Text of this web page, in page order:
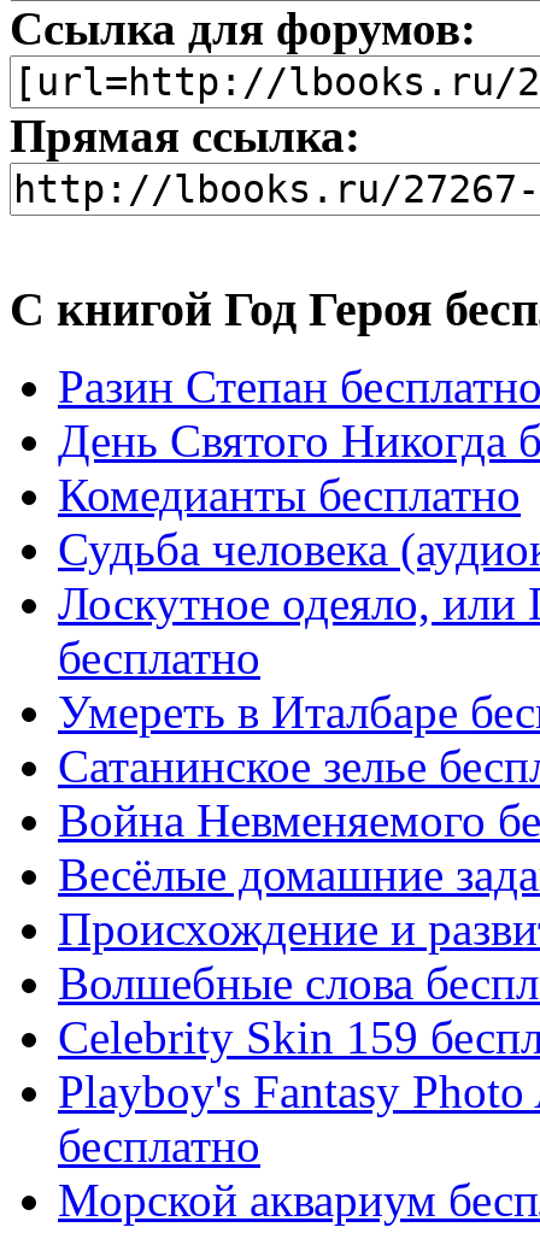
Ссылка для форумов:
Прямая ссылка:
С книгой Год Героя
Разин Степан
День Святого Никогда
Комедианты бесплатно
Судьба человека
Лоскутное одеяло, или
бесплатно
Умереть в Италбаре
Сатанинское зелье
Война Невменяемого
Весёлые домашние
Происхождение и
Волшебные слова
Celebrity Skin 159
Playboy's Fantasy
бесплатно
Морской аквариум